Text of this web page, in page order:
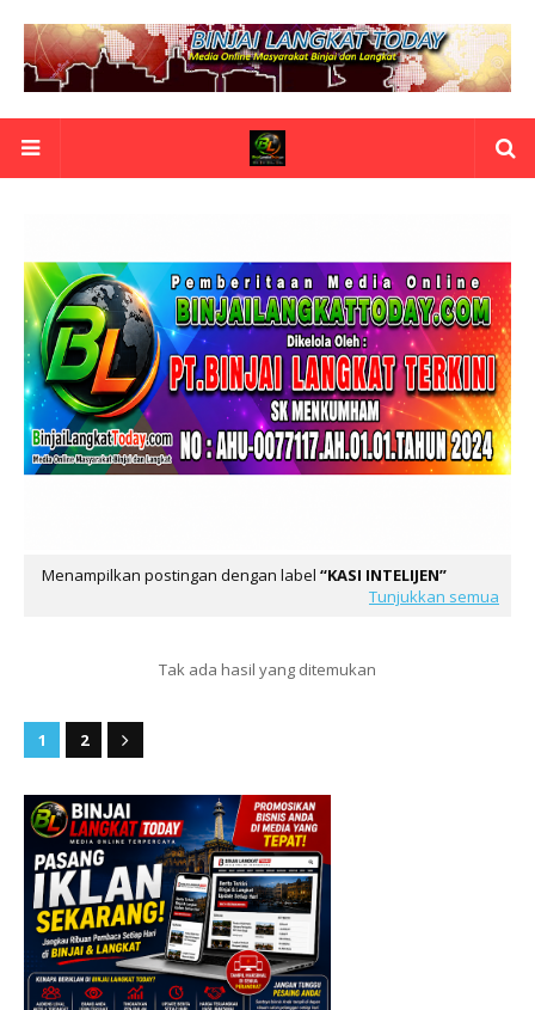
Menampilkan postingan dengan label
KASI INTELIJEN
Tunjukkan semua
Tak ada hasil yang ditemukan
1 2